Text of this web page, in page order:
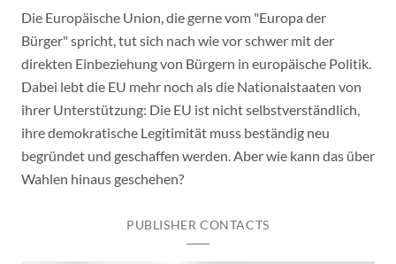
Die Europäische Union, die gerne vom "Europa der
Bürger" spricht, tut sich nach wie vor schwer mit der
direkten Einbeziehung von Bürgern in europäische Politik.
Dabei lebt die EU mehr noch als die Nationalstaaten von
ihrer Unterstützung: Die EU ist nicht selbstverständlich,
ihre demokratische Legitimität muss beständig neu
begründet und geschaffen werden. Aber wie kann das über
Wahlen hinaus geschehen?
PUBLISHER CONTACTS